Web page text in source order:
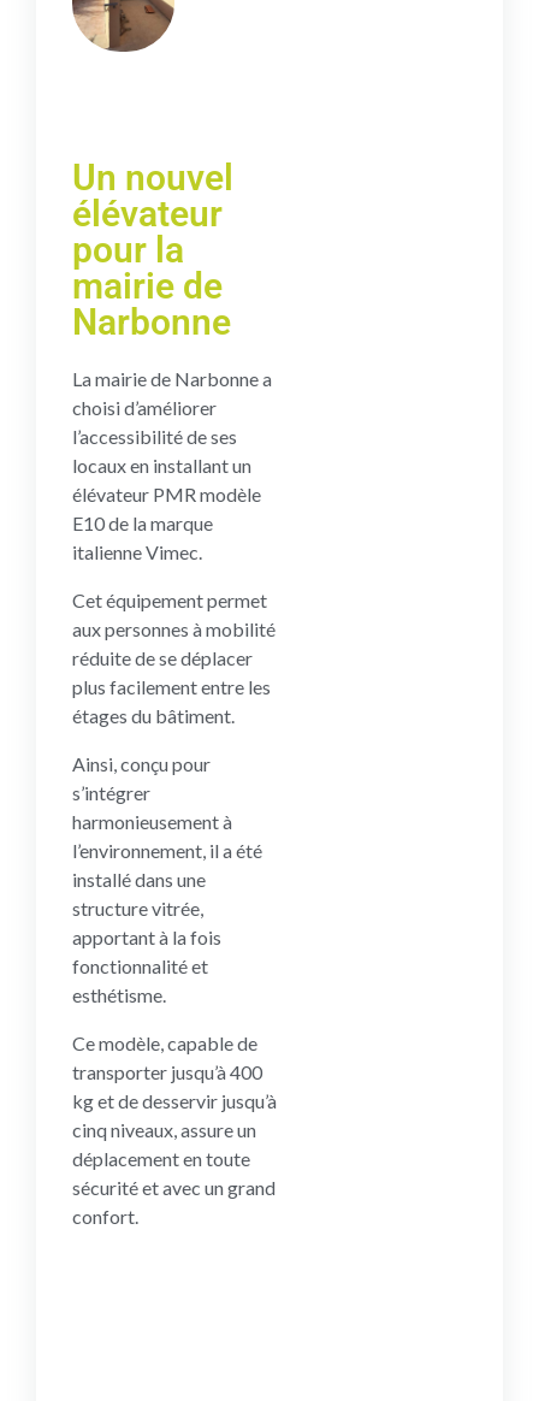
Un nouvel
élévateur
pour la
mairie de
Narbonne
La mairie de Narbonne a
choisi d’améliorer
l’accessibilité de ses
locaux en installant un
élévateur PMR modèle
E10 de la marque
italienne Vimec.
Cet équipement permet
aux personnes à mobilité
réduite de se déplacer
plus facilement entre les
étages du bâtiment.
Ainsi, conçu pour
s’intégrer
harmonieusement à
l’environnement, il a été
installé dans une
structure vitrée,
apportant à la fois
fonctionnalité et
esthétisme.
Ce modèle, capable de
transporter jusqu’à 400
kg et de desservir jusqu’à
cinq niveaux, assure un
déplacement en toute
sécurité et avec un grand
confort.